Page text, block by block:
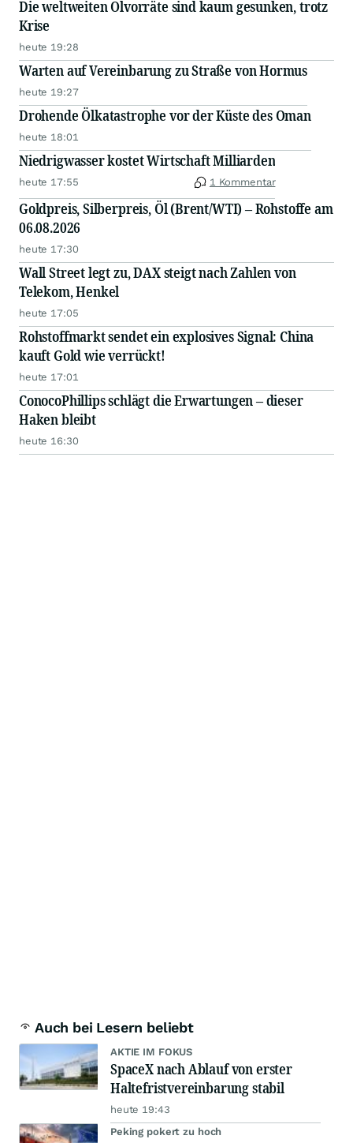
Die weltweiten Ölvorräte sind kaum gesunken, trotz
Krise
heute 19:28
Warten auf Vereinbarung zu Straße von Hormus
heute 19:27
Drohende Ölkatastrophe vor der Küste des Oman
heute 18:01
Niedrigwasser kostet Wirtschaft Milliarden
heute 17:55 1 Kommentar
Goldpreis, Silberpreis, Öl (Brent/WTI) – Rohstoffe am
06.08.2026
heute 17:30
Wall Street legt zu, DAX steigt nach Zahlen von
Telekom, Henkel
heute 17:05
Rohstoffmarkt sendet ein explosives Signal: China
kauft Gold wie verrückt!
heute 17:01
ConocoPhillips schlägt die Erwartungen – dieser
Haken bleibt
heute 16:30
Auch bei Lesern beliebt
AKTIE IM FOKUS
SpaceX nach Ablauf von erster
Haltefristvereinbarung stabil
heute 19:43
Peking pokert zu hoch